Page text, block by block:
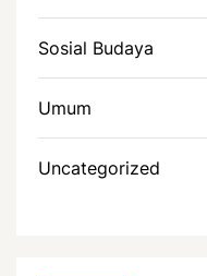
Sosial Budaya
Umum
Uncategorized